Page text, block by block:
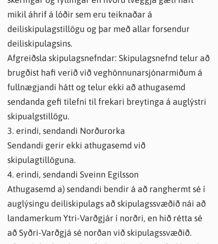
mikil áhrif á lóðir sem eru teiknaðar á
deiliskipulagstillögu og þar með allar forsendur
deiliskipulagsins.
Afgreiðsla skipulagsnefndar: Skipulagsnefnd telur að
brugðist hafi verið við veghönnunarsjónarmiðum á
fullnægjandi hátt og telur ekki að athugasemd
sendanda gefi tilefni til frekari breytinga á auglýstri
skipualgstillögu.
3. erindi, sendandi Norðurorka
Sendandi gerir ekki athugasemd við
skipulagtillöguna.
4. erindi, sendandi Sveinn Egilsson
Athugasemd a) sendandi bendir á að ranghermt sé í
auglýsingu deiliskipulags að skipulagssvæðið nái að
landamerkum Ytri-Varðgjár í norðri, en hið rétta sé
að Syðri-Varðgjá sé norðan við skipulagssvæðið.